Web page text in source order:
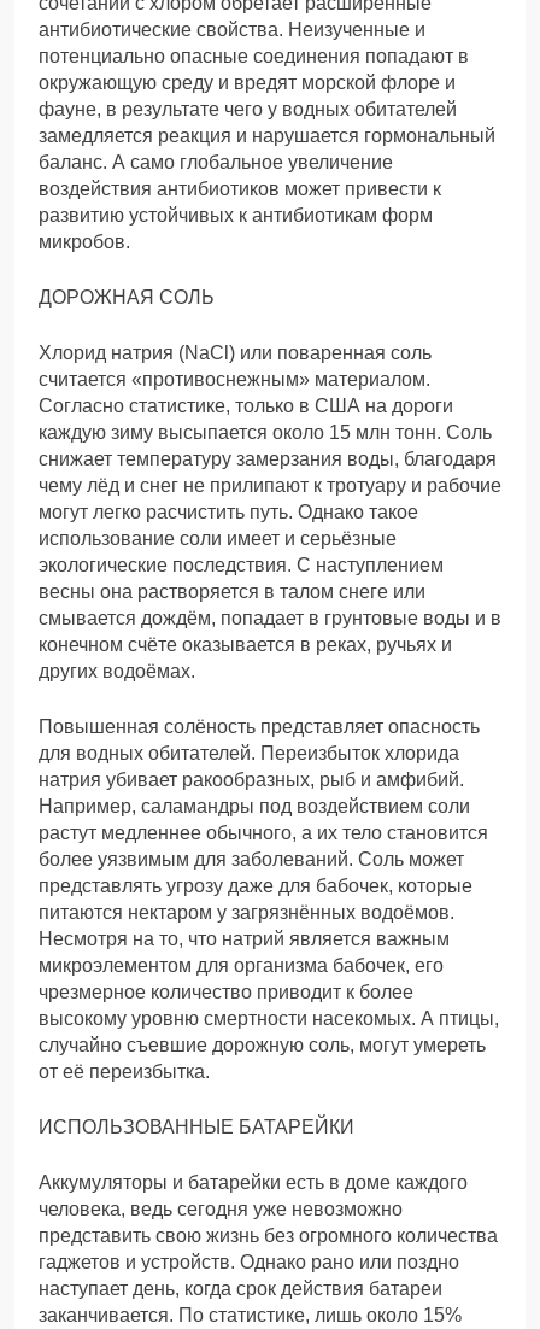
антибиотические свойства. Неизученные и
потенциально опасные соединения попадают в
окружающую среду и вредят морской флоре и
фауне, в результате чего у водных обитателей
замедляется реакция и нарушается гормональный
баланс. А само глобальное увеличение
воздействия антибиотиков может привести к
развитию устойчивых к антибиотикам форм
микробов.
ДОРОЖНАЯ СОЛЬ
Хлорид натрия (NaCl) или поваренная соль
считается «противоснежным» материалом.
Согласно статистике, только в США на дороги
каждую зиму высыпается около 15 млн тонн. Соль
снижает температуру замерзания воды, благодаря
чему лёд и снег не прилипают к тротуару и рабочие
могут легко расчистить путь. Однако такое
использование соли имеет и серьёзные
экологические последствия. С наступлением
весны она растворяется в талом снеге или
смывается дождём, попадает в грунтовые воды и в
конечном счёте оказывается в реках, ручьях и
других водоёмах.
Повышенная солёность представляет опасность
для водных обитателей. Переизбыток хлорида
натрия убивает ракообразных, рыб и амфибий.
Например, саламандры под воздействием соли
растут медленнее обычного, а их тело становится
более уязвимым для заболеваний. Соль может
представлять угрозу даже для бабочек, которые
питаются нектаром у загрязнённых водоёмов.
Несмотря на то, что натрий является важным
микроэлементом для организма бабочек, его
чрезмерное количество приводит к более
высокому уровню смертности насекомых. А птицы,
случайно съевшие дорожную соль, могут умереть
от её переизбытка.
ИСПОЛЬЗОВАННЫЕ БАТАРЕЙКИ
Аккумуляторы и батарейки есть в доме каждого
человека, ведь сегодня уже невозможно
представить свою жизнь без огромного количества
гаджетов и устройств. Однако рано или поздно
наступает день, когда срок действия батареи
заканчивается. По статистике, лишь около 15%